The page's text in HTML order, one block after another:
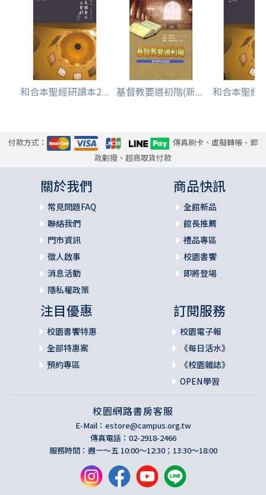
和合本聖經研讀本2... 基督教要道初階(新... 和合本聖經
付款方式：
傳真刷卡、虛擬轉帳、郵
政劃撥、超商取貨付款
關於我們
常見問題FAQ
聯絡我們
門市資訊
徵人啟事
消息活動
隱私權政策
商品快訊
全館新品
館長推薦
禮品專區
校園書饗
即將登場
注目優惠
校園書饗特惠
全部特惠案
預約專區
訂閱服務
校園電子報
《每日活水》
《校園雜誌》
OPEN學習
校園網路書房客服
E-Mail： estore@campus.org.tw
傳真電話：02-2918-2466
服務時間：週一～五 10:00～12:30；13:30～18:00